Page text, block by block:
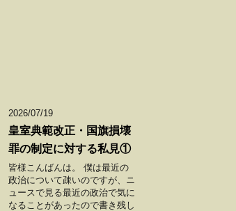
2026/07/19
皇室典範改正・国旗損壊
罪の制定に対する私見①
皆様こんばんは。 僕は最近の
政治について疎いのですが、ニ
ュースで見る最近の政治で気に
なることがあったので書き残し